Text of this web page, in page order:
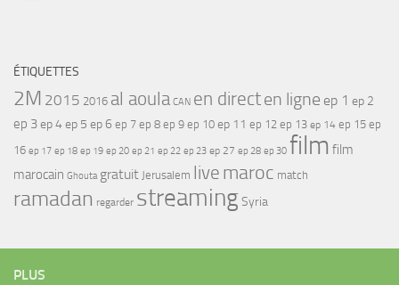
ÉTIQUETTES
2M 2015 2016 al aoula CAN en directen ligne ep 1 ep 2
ep 3ep 4ep 5 ep 6 ep 7 ep 8 ep 9 ep 10 ep 11 ep 12 ep 13 ep 14 ep 15 ep
16 ep 17 ep 18 ep 19 ep 20 ep 21 ep 22 ep 23 ep 27 ep 28 ep 30 film film
marocain Ghouta gratuit Jerusalem live maroc match
ramadan regarder streamingSyria
PLUS